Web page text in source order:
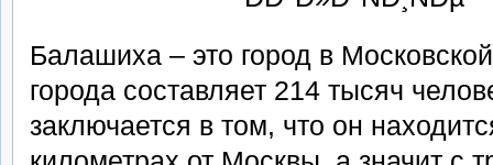
Балашиха – это город в
города составляет 214 тысяч
заключается в том, что он